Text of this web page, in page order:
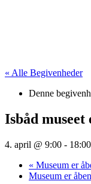
« Alle Begivenheder
Denne
Isbåd
4. april @ 9:00 - 18:00
« Museum er
Museum er